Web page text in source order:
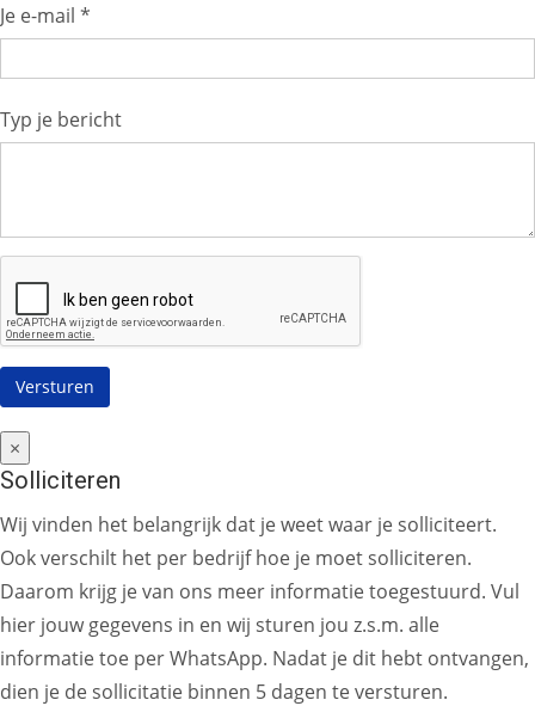
Je e-mail *
Typ je bericht
×
Solliciteren
Wij vinden het belangrijk dat je weet waar je solliciteert.
Ook verschilt het per bedrijf hoe je moet solliciteren.
Daarom krijg je van ons meer informatie toegestuurd. Vul
hier jouw gegevens in en wij sturen jou z.s.m. alle
informatie toe per WhatsApp. Nadat je dit hebt ontvangen,
dien je de sollicitatie binnen 5 dagen te versturen.